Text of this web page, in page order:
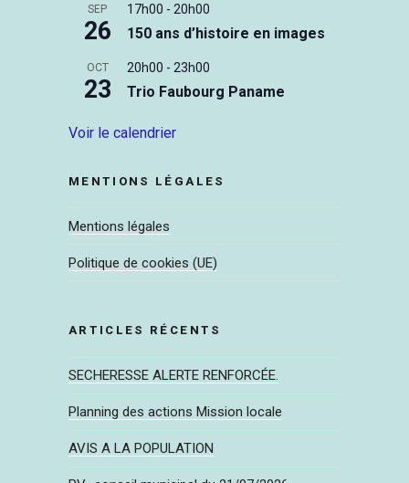
SEP
26
17h00 - 20h00
150 ans d’histoire en images
OCT
23
20h00 - 23h00
Trio Faubourg Paname
Voir le calendrier
MENTIONS LÉGALES
Mentions légales
Politique de cookies (UE)
ARTICLES RÉCENTS
SECHERESSE ALERTE RENFORCÉE.
Planning des actions Mission locale
AVIS A LA POPULATION